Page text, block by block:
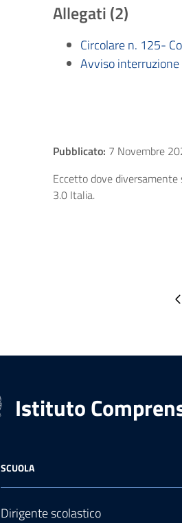
Allegati (2)
Circolare n. 125-
Avviso
Pubblicato: 7 Novembre
Eccetto dove
3.0 Italia.
Pagina
Istituto
SCUOLA
Dirigente scolastico